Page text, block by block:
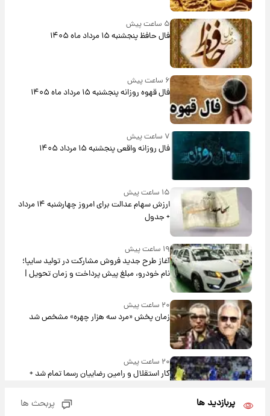
۵ ساعت پیش
فال حافظ پنجشنبه ۱۵ مرداد ماه ۱۴۰۵
۶ ساعت پیش
فال قهوه روزانه پنجشنبه ۱۵ مرداد ماه ۱۴۰۵
۷ ساعت پیش
فال روزانه واقعی پنجشنبه ۱۵ مرداد ۱۴۰۵
۱۵ ساعت پیش
ارزش سهام عدالت برای امروز چهارشنبه ۱۴ مرداد
+ جدول
۱۹ ساعت پیش
آغاز طرح جدید فروش مشارکت در تولید سایپا؛
نام خودرو، مبلغ پیش پرداخت و زمان تحویل |
سود مشارکت چند درصد است؟
۲۰ ساعت پیش
زمان پخش «مرد سه هزار چهره» مشخص شد
۲۰ ساعت پیش
کار استقلال و رامین رضاییان رسما تمام شد +
پربازدید ها پربحث ها